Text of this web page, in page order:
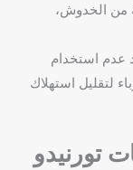
من الخدوش،
عدم استخدام
لتقليل استهلاك
تورنيدو